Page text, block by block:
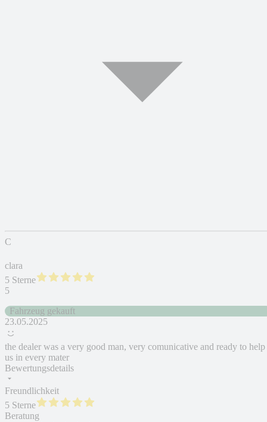
C
clara
5 Sterne
5
Fahrzeug gekauft
23.05.2025
the dealer was a very good man, very comunicative and ready to help
us in every mater
Bewertungsdetails
Freundlichkeit
5 Sterne
Beratung